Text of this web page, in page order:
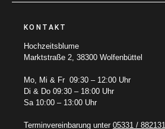
KONTAKT
Hochzeitsblume
Marktstraße 2, 38300 Wolfenbüttel
Mo, Mi & Fr 09:30 – 12:00 Uhr
Di & Do 09:30 – 18:00 Uhr
Sa 10:00 – 13:00 Uhr
Terminvereinbarung unter 05331 / 882131